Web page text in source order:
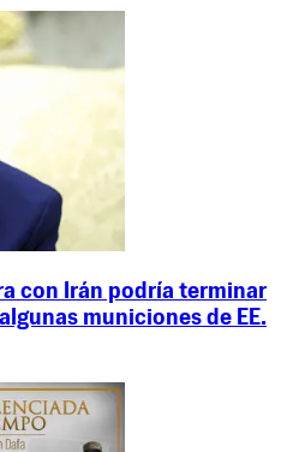
con Irán podría terminar
municiones de EE.